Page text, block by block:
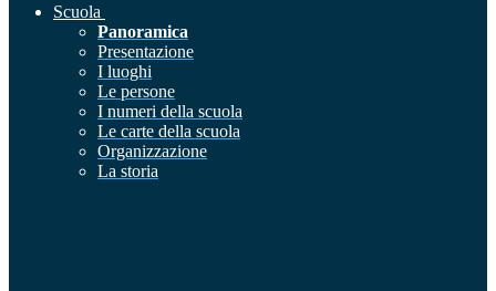
Scuola
Panoramica
Presentazione
I luoghi
Le persone
I numeri della scuola
Le carte della scuola
Organizzazione
La storia